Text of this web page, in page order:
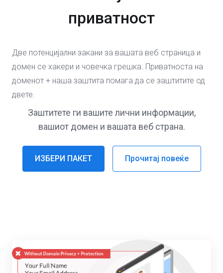
приватност
Две потенцијални закани за вашата веб страница и
домен се хакери и човечка грешка. Приватноста на
доменот + наша заштита помага да се заштитите од
двете.
Заштитете ги вашите лични информации,
вашиот домен и вашата веб страна.
ИЗБЕРИ ПАКЕТ Прочитај повеќе